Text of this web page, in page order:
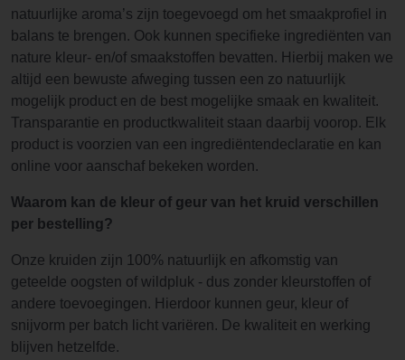
natuurlijke aroma’s zijn toegevoegd om het smaakprofiel in
balans te brengen. Ook kunnen specifieke ingrediënten van
nature kleur- en/of smaakstoffen bevatten. Hierbij maken we
altijd een bewuste afweging tussen een zo natuurlijk
mogelijk product en de best mogelijke smaak en kwaliteit.
Transparantie en productkwaliteit staan daarbij voorop. Elk
product is voorzien van een ingrediëntendeclaratie en kan
online voor aanschaf bekeken worden.
Waarom kan de kleur of geur van het kruid verschillen
per bestelling?
Onze kruiden zijn 100% natuurlijk en afkomstig van
geteelde oogsten of wildpluk - dus zonder kleurstoffen of
andere toevoegingen. Hierdoor kunnen geur, kleur of
snijvorm per batch licht variëren. De kwaliteit en werking
blijven hetzelfde.